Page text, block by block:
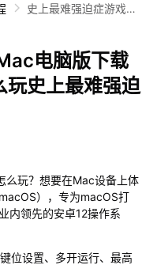
史上最难强迫症游戏2
最难强迫症游戏2攻略
电脑版下载
史上最难强迫
么玩？想要在Mac设备上体
），专为macOS打
内领先的安卓12操作系
位设置、多开运行、最高